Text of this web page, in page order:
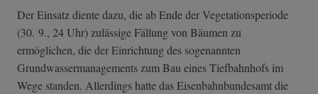
Der Einsatz diente dazu, die ab Ende der Vegetationsperiode
(30. 9., 24 Uhr) zulässige Fällung von Bäumen zu
ermöglichen, die der Einrichtung des sogenannten
Grundwassermanagements zum Bau eines Tiefbahnhofs im
Wege standen. Allerdings hatte das Eisenbahnbundesamt die